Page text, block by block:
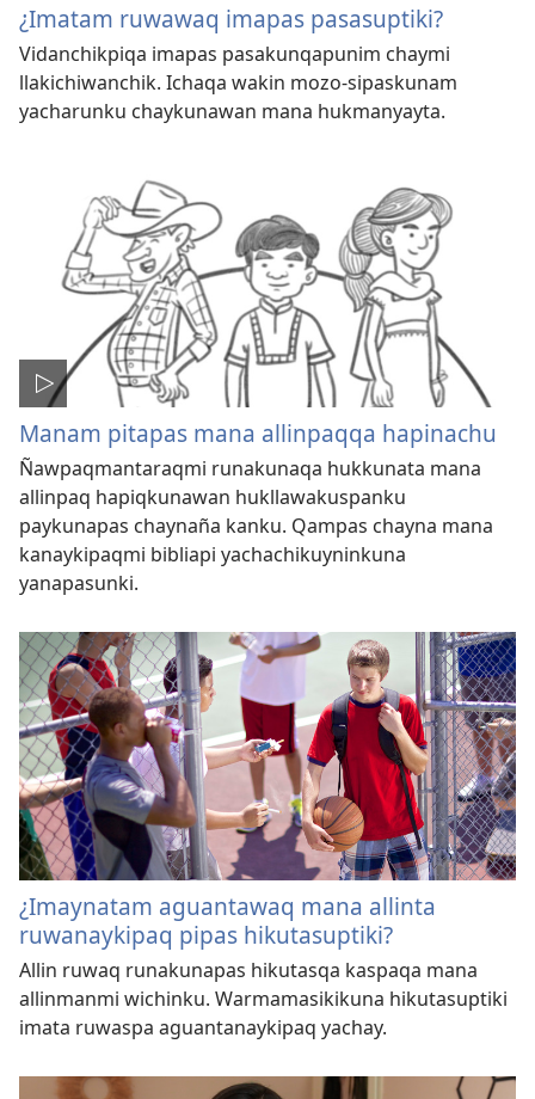
¿Imatam ruwawaq imapas pasasuptiki?
Vidanchikpiqa imapas pasakunqapunim chaymi
llakichiwanchik. Ichaqa wakin mozo-sipaskunam
yacharunku chaykunawan mana hukmanyayta.
Manam pitapas mana allinpaqqa hapinachu
Ñawpaqmantaraqmi runakunaqa hukkunata mana
allinpaq hapiqkunawan hukllawakuspanku
paykunapas chaynaña kanku. Qampas chayna mana
kanaykipaqmi bibliapi yachachikuyninkuna
yanapasunki.
¿Imaynatam aguantawaq mana allinta
ruwanaykipaq pipas hikutasuptiki?
Allin ruwaq runakunapas hikutasqa kaspaqa mana
allinmanmi wichinku. Warmamasikikuna hikutasuptiki
imata ruwaspa aguantanaykipaq yachay.